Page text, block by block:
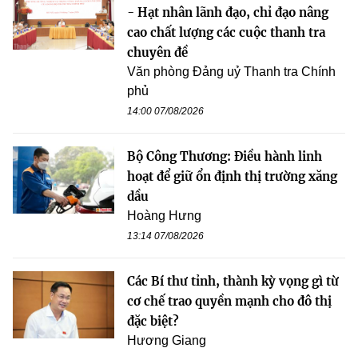
- Hạt nhân lãnh đạo, chỉ đạo nâng
cao chất lượng các cuộc thanh tra
chuyên đề
Văn phòng Đảng uỷ Thanh tra Chính
phủ
14:00 07/08/2026
Bộ Công Thương: Điều hành linh
hoạt để giữ ổn định thị trường xăng
dầu
Hoàng Hưng
13:14 07/08/2026
Các Bí thư tỉnh, thành kỳ vọng gì từ
cơ chế trao quyền mạnh cho đô thị
đặc biệt?
Hương Giang